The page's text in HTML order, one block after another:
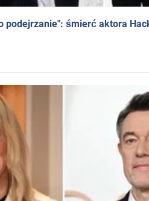
podejrzanie": śmierć aktora